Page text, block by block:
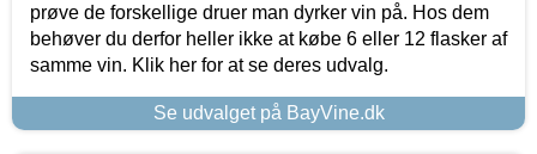
prøve de forskellige druer man dyrker vin på. Hos dem
behøver du derfor heller ikke at købe 6 eller 12 flasker af
samme vin. Klik her for at se deres udvalg.
Se udvalget på BayVine.dk